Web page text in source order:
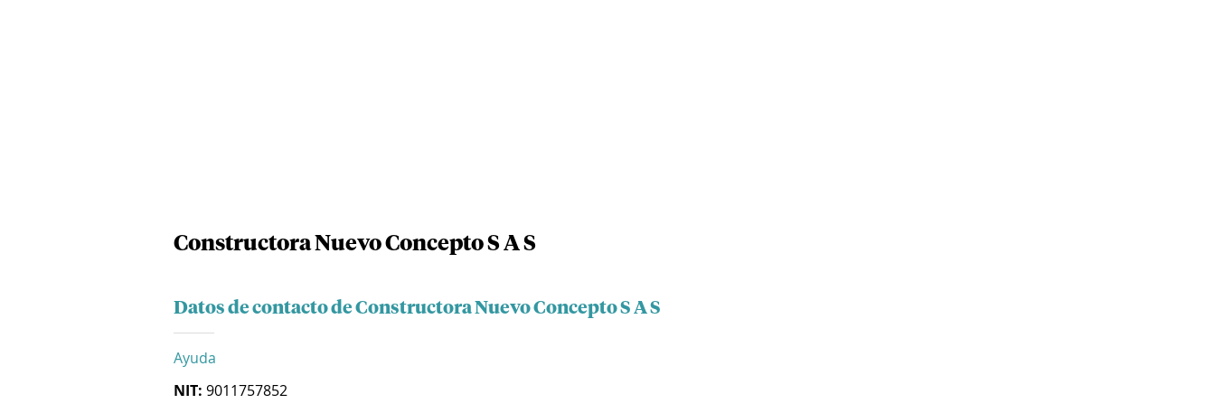
Constructora Nuevo Concepto S A S
Datos de contacto de Constructora Nuevo Concepto S A S
Ayuda
NIT: 9011757852